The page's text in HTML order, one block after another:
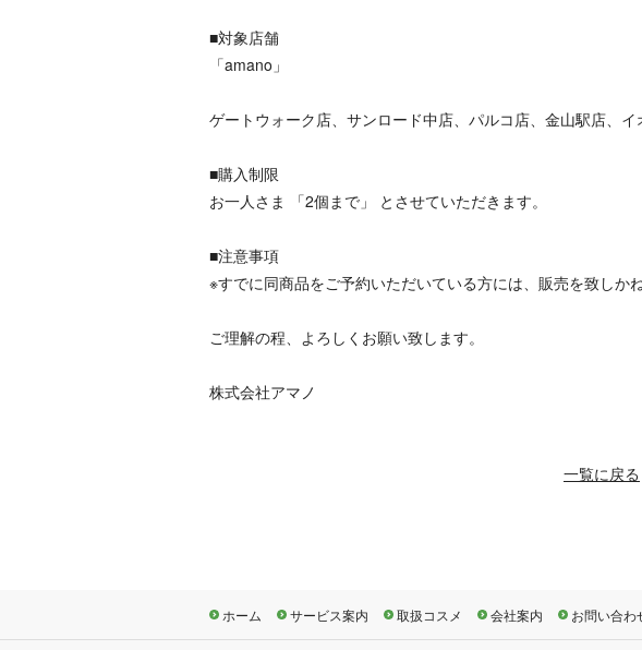
■対象店舗
「amano」
ゲートウォーク店、サンロード中店、パルコ店、金山駅店、
■購入制限
お一人さま 「2個まで」 とさせていただきます。
■注意事項
※すでに同商品をご予約いただいている方には、販売を致しかね
ご理解の程、よろしくお願い致します。
株式会社アマノ
一覧に戻る
ホーム サービス案内 取扱コスメ 会社案内 お問い合わ